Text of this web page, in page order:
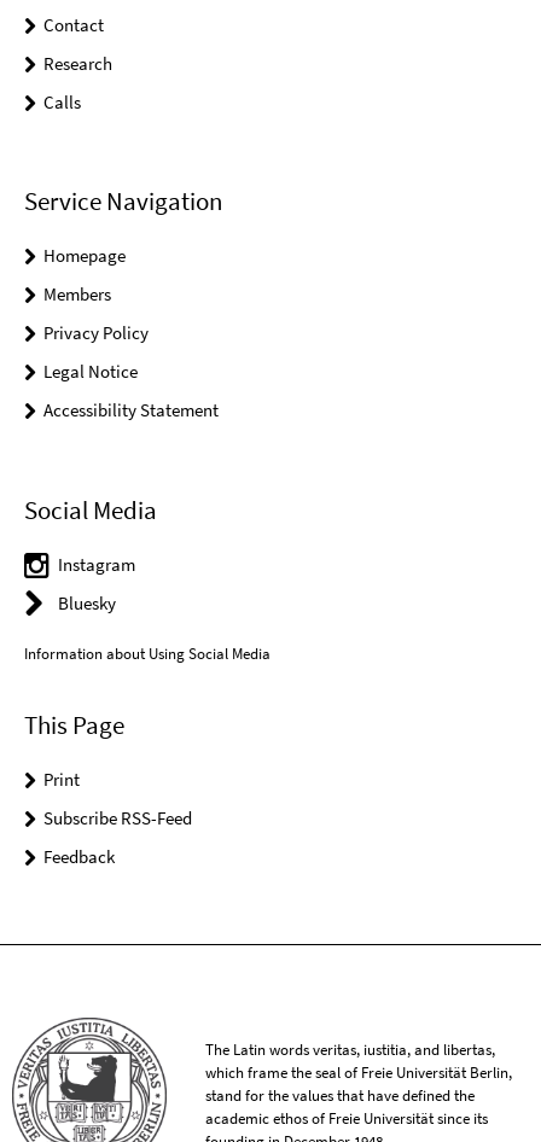
Contact
Research
Calls
Service Navigation
Homepage
Members
Privacy Policy
Legal Notice
Accessibility Statement
Social Media
Instagram
Bluesky
Information about Using Social Media
This Page
Print
Subscribe RSS-Feed
Feedback
The Latin words veritas, iustitia, and libertas,
which frame the seal of Freie Universität Berlin,
stand for the values that have defined the
academic ethos of Freie Universität since its